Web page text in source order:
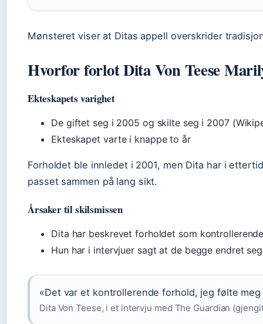
Mønsteret viser at Ditas appell overskrider
Hvorfor forlot Dita Von Teese
Ekteskapets varighet
De giftet seg i 2005 og skilte seg i 2007
Ekteskapet varte i knappe to år
Forholdet ble innledet i 2001, men Dita har i
passet sammen på lang sikt.
Årsaker til skilsmissen
Dita har beskrevet forholdet som
Hun har i intervjuer sagt at de begge endret
«Det var et kontrollerende forhold, jeg følte
Dita Von Teese, i et intervju med The Guardian